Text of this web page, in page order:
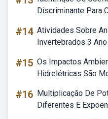
Discriminante Para
#14 Atividades Sobre
Invertebrados 3
#15 Os Impactos
Hidrelétricas São
#16 Multiplicação De
Diferentes E